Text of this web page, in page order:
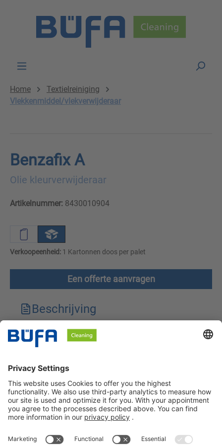
Home
Textielreiniging
Vlekkenmiddel/vlekverwijderaar
Benzafix A
Olie kleurverwijderaar
Artikelnummer: 8430010904
Verkoopeenheid: 1 Kartonnen doos per palet
Een offerte aanvragen
Beschrijving
Technische kenmerken
Veiligheidsinstructies